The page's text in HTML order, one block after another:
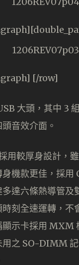
[/row]
大頭，其中 3
音效介面。
用較厚身設計，
身機款更佳，採
達六條熱導管及
刻全速運轉，不
示卡採用 MXM
用之 SO-DIMM